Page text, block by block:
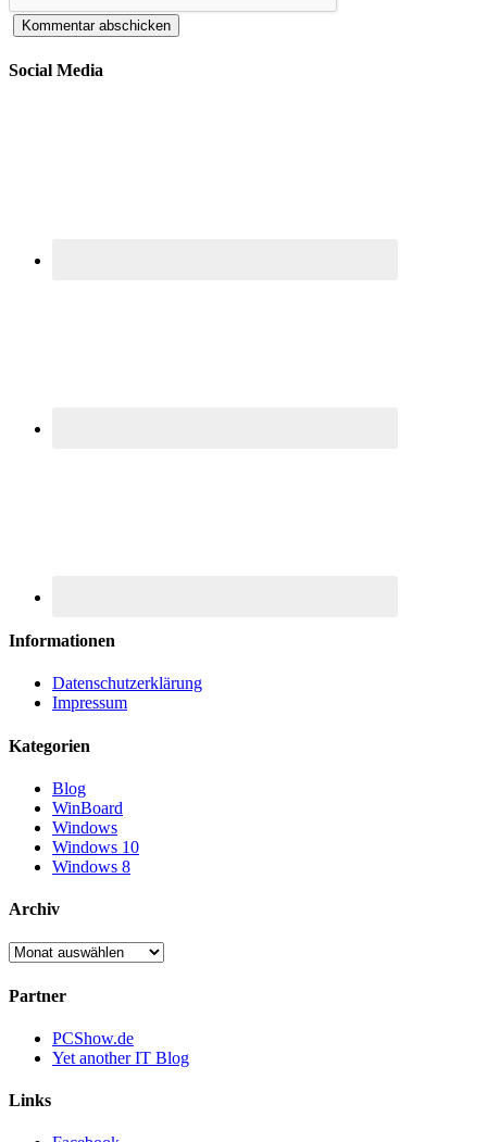
Social Media
Informationen
Datenschutzerklärung
Impressum
Kategorien
Blog
WinBoard
Windows
Windows 10
Windows 8
Archiv
Archiv
Partner
PCShow.de
Yet another IT Blog
Links